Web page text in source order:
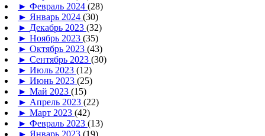
► Февраль 2024 (28)
► Январь 2024 (30)
► Декабрь 2023 (32)
► Ноябрь 2023 (35)
► Октябрь 2023 (43)
► Сентябрь 2023 (30)
► Июль 2023 (12)
► Июнь 2023 (25)
► Май 2023 (15)
► Апрель 2023 (22)
► Март 2023 (42)
► Февраль 2023 (13)
► Январь 2023 (19)